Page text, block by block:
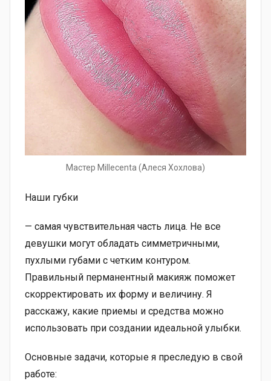
Мастер Millecenta (Алеся Хохлова)
Наши губки
— самая чувствительная часть лица. Не все
девушки могут обладать симметричными,
пухлыми губами с четким контуром.
Правильный перманентный макияж поможет
скорректировать их форму и величину. Я
расскажу, какие приемы и средства можно
использовать при создании идеальной улыбки.
Основные задачи, которые я преследую в свой
работе: